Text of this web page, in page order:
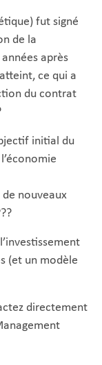
fut signé
de la
après
ce qui a
du contrat
initial du
nouveaux
(et un modèle
directement